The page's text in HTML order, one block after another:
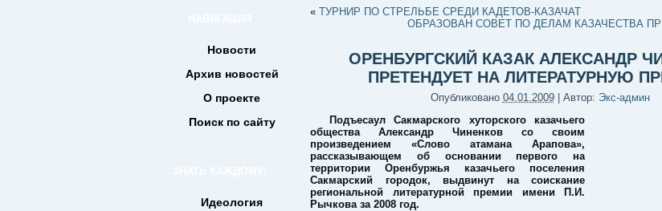
Новости
Архив новостей
О проекте
Поиск по сайту
Идеология
« ТУРНИР ПО СТРЕЛЬБЕ СРЕДИ КАДЕТОВ-КАЗАЧАТ
ОБРАЗОВАН СОВЕТ ПО ДЕЛАМ КАЗАЧЕСТВА
ОРЕНБУРГСКИЙ КАЗАК АЛЕКСАНДР
ПРЕТЕНДУЕТ НА ЛИТЕРАТУРНУЮ
Опубликовано 04.01.2009| Автор: Экс-админ
Подъесаул Сакмарского хуторского казачьего
общества Александр Чиненков со своим
произведением «Слово атамана Арапова»,
рассказывающем об основании первого на
территории Оренбуржья казачьего поселения
Сакмарский городок, выдвинут на соискание
региональной литературной премии имени П.И.
Рычкова за 2008 год.